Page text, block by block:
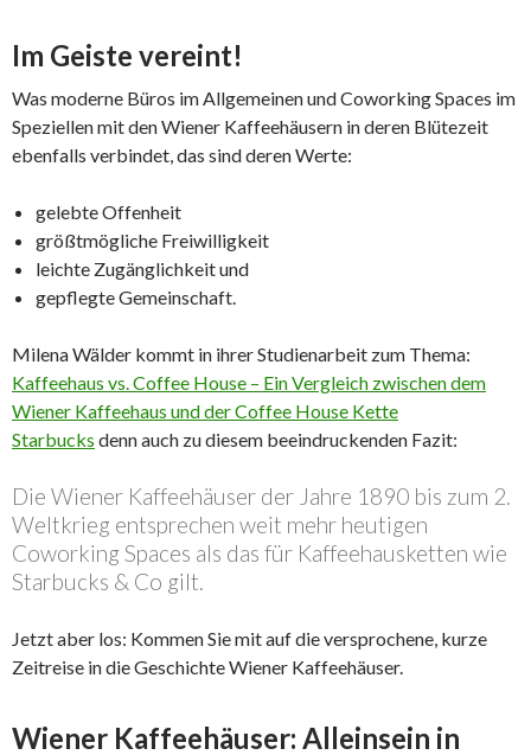
Im Geiste vereint!
Was moderne Büros im Allgemeinen und Coworking Spaces im
Speziellen mit den Wiener Kaffeehäusern in deren Blütezeit
ebenfalls verbindet, das sind deren Werte:
gelebte Offenheit
größtmögliche Freiwilligkeit
leichte Zugänglichkeit und
gepflegte Gemeinschaft.
Milena Wälder kommt in ihrer Studienarbeit zum Thema:
Kaffeehaus vs. Coffee House – Ein Vergleich zwischen dem
Wiener Kaffeehaus und der Coffee House Kette
Starbucks denn auch zu diesem beeindruckenden Fazit:
Die Wiener Kaffeehäuser der Jahre 1890 bis zum 2.
Weltkrieg entsprechen weit mehr heutigen
Coworking Spaces als das für Kaffeehausketten wie
Starbucks & Co gilt.
Jetzt aber los: Kommen Sie mit auf die versprochene, kurze
Zeitreise in die Geschichte Wiener Kaffeehäuser.
Wiener Kaffeehäuser: Alleinsein in